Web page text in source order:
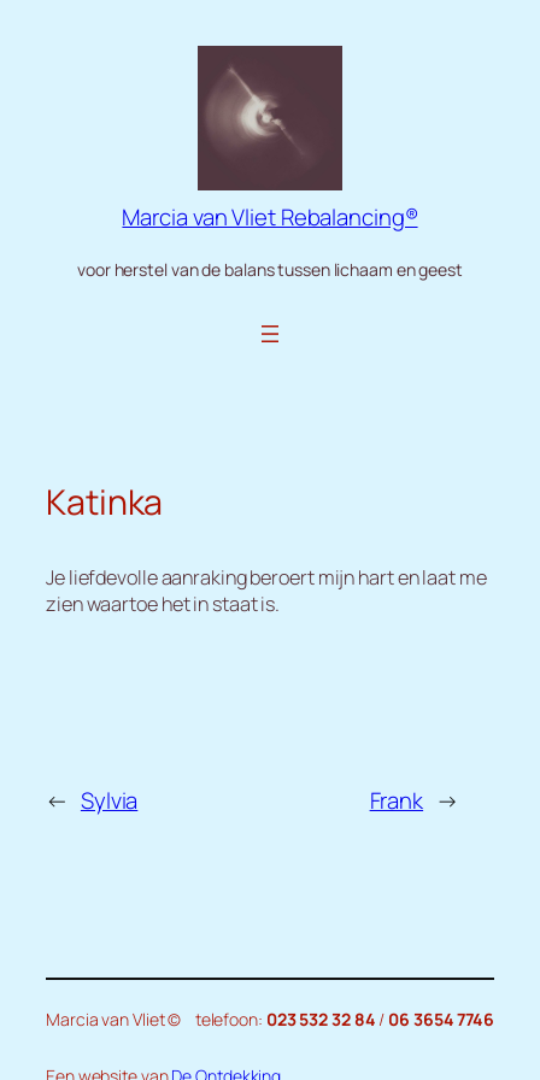
Marcia van Vliet Rebalancing®
voor herstel van de balans tussen lichaam en geest
Katinka
Je liefdevolle aanraking beroert mijn hart en laat me
zien waartoe het in staat is.
← Sylvia Frank →
Marcia van Vliet © telefoon: 023 532 32 84 / 06 3654 7746